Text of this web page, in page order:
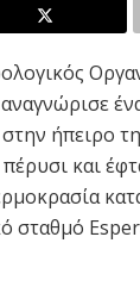
ήπειρο
και
σταθμό